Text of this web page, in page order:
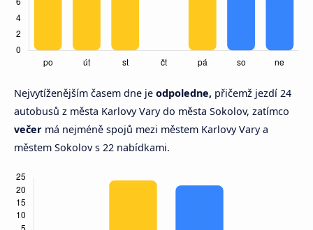
Nejvytíženějším časem dne je odpoledne, přičemž jezdí 24
autobusů z města Karlovy Vary do města Sokolov, zatímco
večer má nejméně spojů mezi městem Karlovy Vary a
městem Sokolov s 22 nabídkami.